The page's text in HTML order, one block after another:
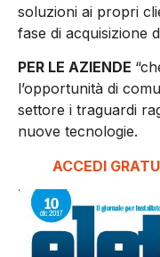
soluzioni ai propri
fase di acquisizione
PER LE AZIENDE
l’opportunità di
settore i traguardi
nuove tecnologie.
ACCEDI